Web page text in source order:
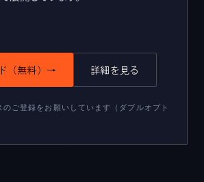
（無料） → 詳細を見る
ご登録をお願いしています（ダブルオプト